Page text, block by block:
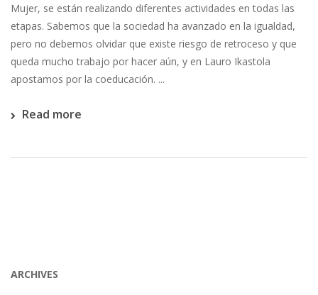
Mujer, se están realizando diferentes actividades en todas las
etapas. Sabemos que la sociedad ha avanzado en la igualdad,
pero no debemos olvidar que existe riesgo de retroceso y que
queda mucho trabajo por hacer aún, y en Lauro Ikastola
apostamos por la coeducación. ...
Read more
ARCHIVES